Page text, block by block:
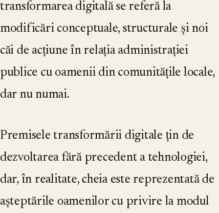
transformarea digitală se referă la
modificări conceptuale, structurale și noi
căi de acțiune în relația administrației
publice cu oamenii din comunitățile locale,
dar nu numai.
Premisele transformării digitale țin de
dezvoltarea fără precedent a tehnologiei,
dar, în realitate, cheia este reprezentată de
așteptările oamenilor cu privire la modul